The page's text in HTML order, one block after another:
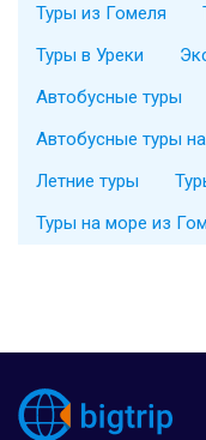
Туры из Гомеля
Туры в Уреки
Автобусные туры
Автобусные туры
Летние туры
Туры на море из